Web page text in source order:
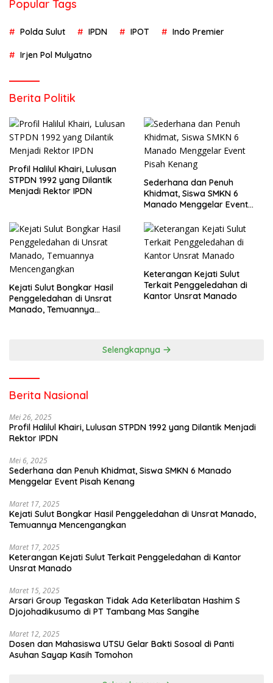
Popular Tags
Polda Sulut IPDN IPOT Indo Premier
Irjen Pol Mulyatno
Berita Politik
Profil Halilul Khairi, Lulusan
STPDN 1992 yang Dilantik
Menjadi Rektor IPDN
Sederhana dan Penuh
Khidmat, Siswa SMKN 6
Manado Menggelar Event
Kejati Sulut Bongkar Hasil
Penggeledahan di Unsrat
Manado, Temuannya
Keterangan Kejati Sulut
Terkait Penggeledahan di
Kantor Unsrat Manado
Selengkapnya
Berita Nasional
Mei 26, 2025
Profil Halilul Khairi, Lulusan STPDN 1992 yang Dilantik Menjadi
Rektor IPDN
Mei 6, 2025
Sederhana dan Penuh Khidmat, Siswa SMKN 6 Manado
Menggelar Event Pisah Kenang
Maret 17, 2025
Kejati Sulut Bongkar Hasil Penggeledahan di Unsrat Manado,
Temuannya Mencengangkan
Maret 17, 2025
Keterangan Kejati Sulut Terkait Penggeledahan di Kantor
Unsrat Manado
Maret 15, 2025
Arsari Group Tegaskan Tidak Ada Keterlibatan Hashim S
Djojohadikusumo di PT Tambang Mas Sangihe
Maret 12, 2025
Dosen dan Mahasiswa UTSU Gelar Bakti Sosoal di Panti
Asuhan Sayap Kasih Tomohon